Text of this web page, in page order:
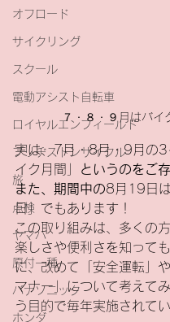
オフロード
サイクリング
スクール
電動アシスト自転車
ロイヤルエンフィールド
ブリヂストンサイクル
旅
点検
ヤマハ
原付一種
パナソニック
ホンダ
７・８・９月はバイ
実は、7月・8月・9月の3
イク月間」
というのをご
また、期間中の8月19日
日」でもあります！
この取り組みは、多くの
楽しさや便利さを知って
に、改めて「安全運転」
マナー」について考えて
う目的で毎年実施されてい